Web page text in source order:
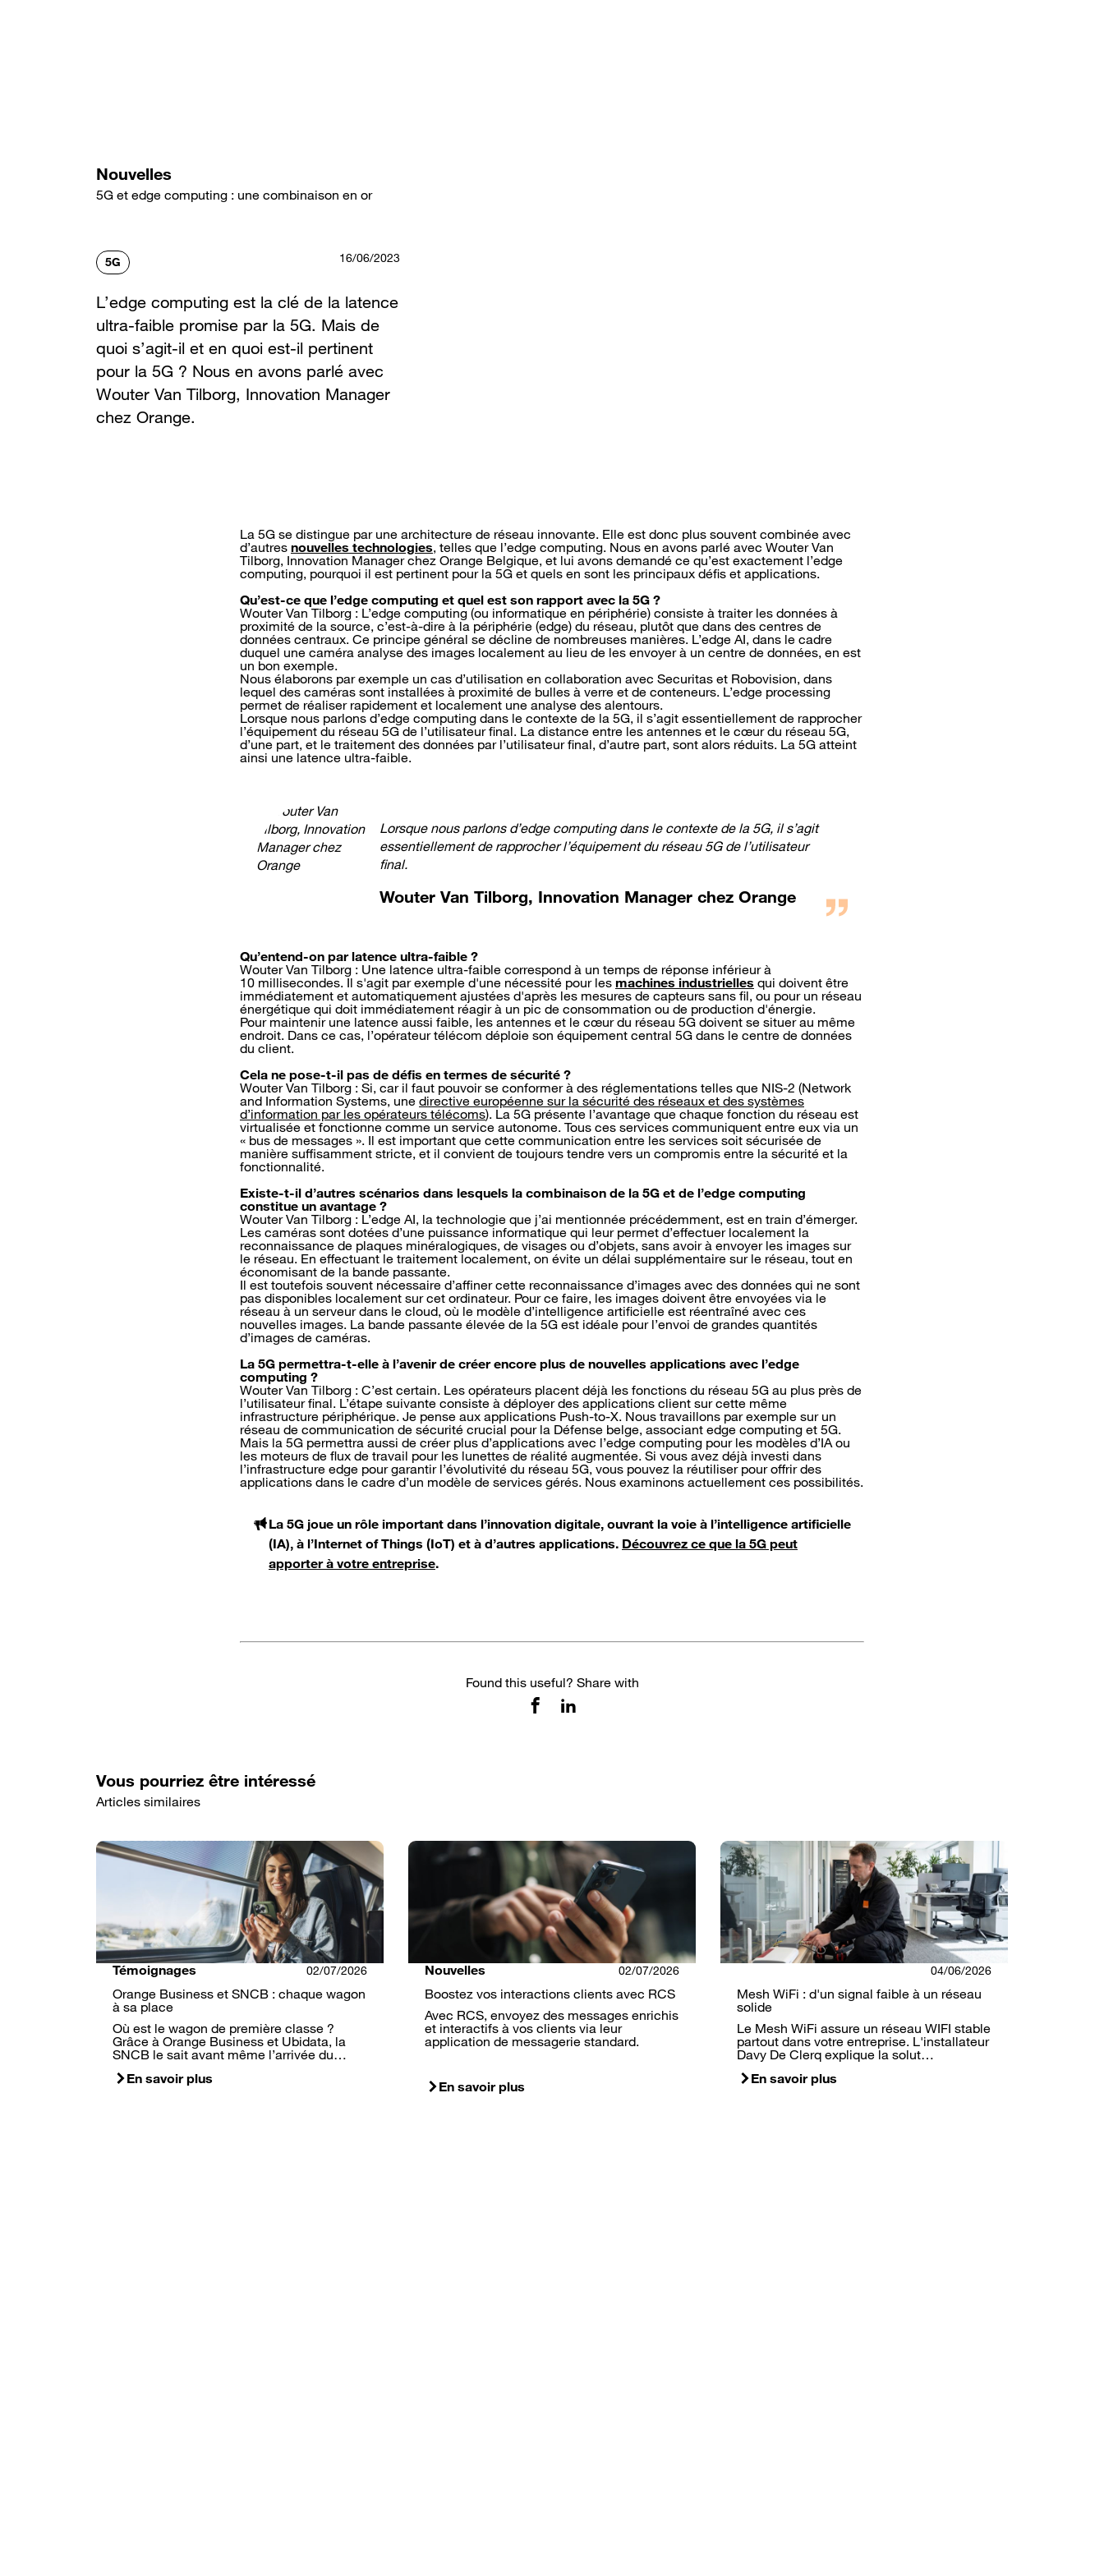
Nouvelles
5G et edge computing : une combinaison en or
5G 16/06/2023
L’edge computing est la clé de la latence
ultra-faible promise par la 5G. Mais de
quoi s’agit-il et en quoi est-il pertinent
pour la 5G ? Nous en avons parlé avec
Wouter Van Tilborg, Innovation Manager
chez Orange.
La 5G se distingue par une architecture de réseau innovante. Elle est donc plus souvent combinée avec
d’autres nouvelles technologies, telles que l’edge computing. Nous en avons parlé avec Wouter Van
Tilborg, Innovation Manager chez Orange Belgique, et lui avons demandé ce qu’est exactement l’edge
computing, pourquoi il est pertinent pour la 5G et quels en sont les principaux défis et applications.
Qu’est-ce que l’edge computing et quel est son rapport avec la 5G ?
Wouter Van Tilborg : L’edge computing (ou informatique en périphérie) consiste à traiter les données à
proximité de la source, c’est-à-dire à la périphérie (edge) du réseau, plutôt que dans des centres de
données centraux. Ce principe général se décline de nombreuses manières. L’edge AI, dans le cadre
duquel une caméra analyse des images localement au lieu de les envoyer à un centre de données, en est
un bon exemple.
Nous élaborons par exemple un cas d’utilisation en collaboration avec Securitas et Robovision, dans
lequel des caméras sont installées à proximité de bulles à verre et de conteneurs. L’edge processing
permet de réaliser rapidement et localement une analyse des alentours.
Lorsque nous parlons d’edge computing dans le contexte de la 5G, il s’agit essentiellement de rapprocher
l’équipement du réseau 5G de l’utilisateur final. La distance entre les antennes et le cœur du réseau 5G,
d’une part, et le traitement des données par l’utilisateur final, d’autre part, sont alors réduits. La 5G atteint
ainsi une latence ultra-faible.
Lorsque nous parlons d’edge computing dans le contexte de la 5G, il s’agit
essentiellement de rapprocher l’équipement du réseau 5G de l’utilisateur
final.
Wouter Van Tilborg, Innovation Manager chez Orange
Qu’entend-on par latence ultra-faible ?
Wouter Van Tilborg : Une latence ultra-faible correspond à un temps de réponse inférieur à
10 millisecondes. Il s'agit par exemple d'une nécessité pour les machines industrielles qui doivent être
immédiatement et automatiquement ajustées d'après les mesures de capteurs sans fil, ou pour un réseau
énergétique qui doit immédiatement réagir à un pic de consommation ou de production d'énergie.
Pour maintenir une latence aussi faible, les antennes et le cœur du réseau 5G doivent se situer au même
endroit. Dans ce cas, l’opérateur télécom déploie son équipement central 5G dans le centre de données
du client.
Cela ne pose-t-il pas de défis en termes de sécurité ?
Wouter Van Tilborg : Si, car il faut pouvoir se conformer à des réglementations telles que NIS-2 (Network
and Information Systems, une directive européenne sur la sécurité des réseaux et des systèmes
d’information par les opérateurs télécoms). La 5G présente l’avantage que chaque fonction du réseau est
virtualisée et fonctionne comme un service autonome. Tous ces services communiquent entre eux via un
« bus de messages ». Il est important que cette communication entre les services soit sécurisée de
manière suffisamment stricte, et il convient de toujours tendre vers un compromis entre la sécurité et la
fonctionnalité.
Existe-t-il d’autres scénarios dans lesquels la combinaison de la 5G et de l’edge computing
constitue un avantage ?
Wouter Van Tilborg : L’edge AI, la technologie que j’ai mentionnée précédemment, est en train d’émerger.
Les caméras sont dotées d’une puissance informatique qui leur permet d’effectuer localement la
reconnaissance de plaques minéralogiques, de visages ou d’objets, sans avoir à envoyer les images sur
le réseau. En effectuant le traitement localement, on évite un délai supplémentaire sur le réseau, tout en
économisant de la bande passante.
Il est toutefois souvent nécessaire d’affiner cette reconnaissance d’images avec des données qui ne sont
pas disponibles localement sur cet ordinateur. Pour ce faire, les images doivent être envoyées via le
réseau à un serveur dans le cloud, où le modèle d’intelligence artificielle est réentraîné avec ces
nouvelles images. La bande passante élevée de la 5G est idéale pour l’envoi de grandes quantités
d’images de caméras.
La 5G permettra-t-elle à l’avenir de créer encore plus de nouvelles applications avec l’edge
computing ?
Wouter Van Tilborg : C’est certain. Les opérateurs placent déjà les fonctions du réseau 5G au plus près de
l’utilisateur final. L’étape suivante consiste à déployer des applications client sur cette même
infrastructure périphérique. Je pense aux applications Push-to-X. Nous travaillons par exemple sur un
réseau de communication de sécurité crucial pour la Défense belge, associant edge computing et 5G.
Mais la 5G permettra aussi de créer plus d’applications avec l’edge computing pour les modèles d’IA ou
les moteurs de flux de travail pour les lunettes de réalité augmentée. Si vous avez déjà investi dans
l’infrastructure edge pour garantir l’évolutivité du réseau 5G, vous pouvez la réutiliser pour offrir des
applications dans le cadre d’un modèle de services gérés. Nous examinons actuellement ces possibilités.
La 5G joue un rôle important dans l’innovation digitale, ouvrant la voie à l’intelligence artificielle
(IA), à l’Internet of Things (IoT) et à d’autres applications. Découvrez ce que la 5G peut
apporter à votre entreprise.
Found this useful? Share with
Vous pourriez être intéressé
Articles similaires
Témoignages 02/07/2026
Orange Business et SNCB : chaque wagon
à sa place
Où est le wagon de première classe ?
Grâce à Orange Business et Ubidata, la
SNCB le sait avant même l’arrivée du…
En savoir plus
Nouvelles 02/07/2026
Boostez vos interactions clients avec RCS
Avec RCS, envoyez des messages enrichis
et interactifs à vos clients via leur
application de messagerie standard.
En savoir plus
04/06/2026
Mesh WiFi : d'un signal faible à un réseau
solide
Le Mesh WiFi assure un réseau WIFI stable
partout dans votre entreprise. L'installateur
Davy De Clerq explique la solut…
En savoir plus